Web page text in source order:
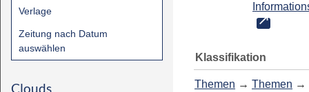
Verlage
Zeitung nach Datum
auswählen
Clouds
Klassifikation
Themen → Themen →